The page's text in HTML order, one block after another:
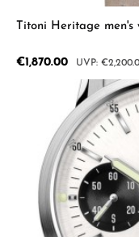
Titoni Heritage men's
Sale price:
€1,870.00 Regular price: